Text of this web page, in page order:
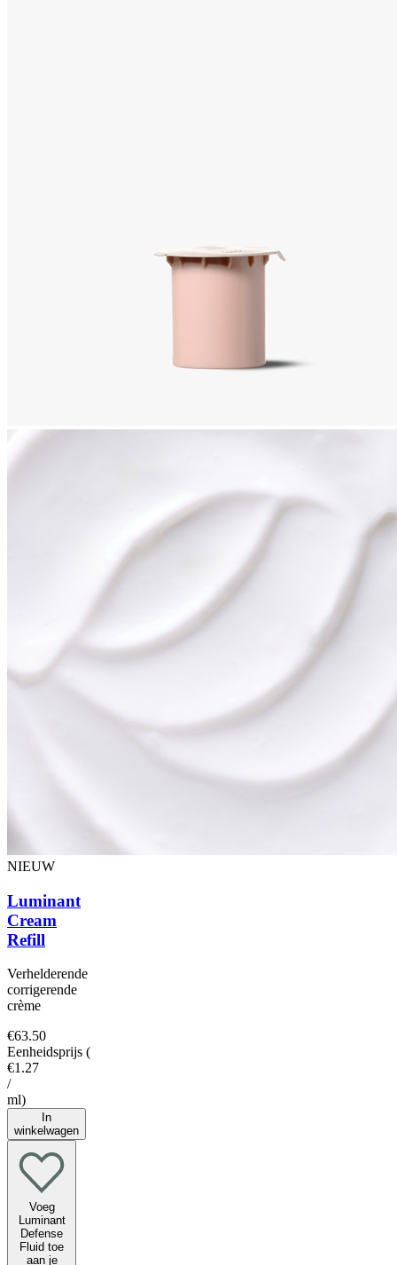
NIEUW
Luminant
Cream
Refill
Verhelderende
corrigerende
crème
€63.50
Eenheidsprijs (
€1.27
/
ml)
In
winkelwagen
Voeg
Luminant
Defense
Fluid toe
aan je